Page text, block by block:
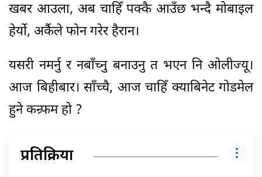
खबर आउला, अब चाहिँ पक्कै आउँछ भन्दै मोबाइल
हेर्यो, अर्कैले फोन गरेर हैरान।
यसरी नमर्नु र नबाँच्नु बनाउनु त भएन नि ओलीज्यू।
आज बिहीबार। साँच्चै, आज चाहिँ क्याबिनेट गोडमेल
हुने कन्र्फम हो ?
प्रतिक्रिया